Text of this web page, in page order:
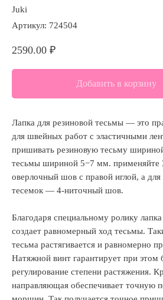
Juki
Артикул: 724504
2590.00 ₽
Добавить в корзину
Лапка для резиновой тесьмы — это
для швейных работ с эластичными
пришивать резиновую тесьму
тесьмы шириной 5−7 мм. применяйте
оверлочный шов с правой иглой, а
тесемок — 4-ниточный шов.
Благодаря специальному ролику
создает равномерный ход тесьмы.
тесьма растягивается и равномерно
Натяжной винт гарантирует при этом
регулирование степени растяжения.
направляющая обеспечивает точную